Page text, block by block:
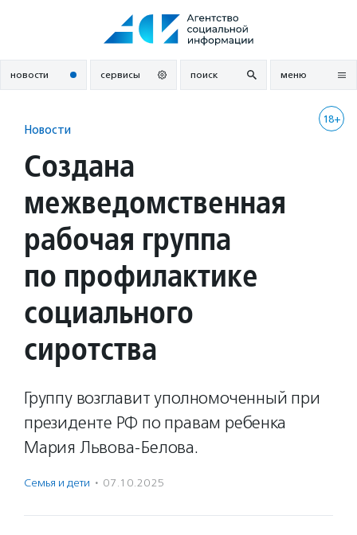
новости сервисы поиск меню
18+
Новости
Создана
межведомственная
рабочая группа
по профилактике
социального
сиротства
Группу возглавит уполномоченный при
президенте РФ по правам ребенка
Мария Львова-Белова.
Семья и дети · 07.10.2025